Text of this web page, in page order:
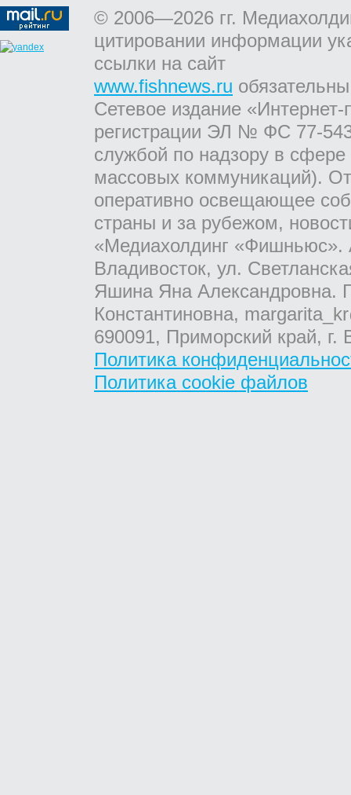
© 2006—2026 гг.
цитировании информации
ссылки на сайт
www.fishnews.ru
Сетевое издание
регистрации ЭЛ № ФС 77-
службой по надзору в
массовых коммуникаций).
оперативно освещающее
страны и за рубежом,
«Медиахолдинг «Фишньюс».
Владивосток, ул.
Яшина Яна Александровна.
Константиновна,
690091, Приморский край,
Политика
Политика cookie файлов